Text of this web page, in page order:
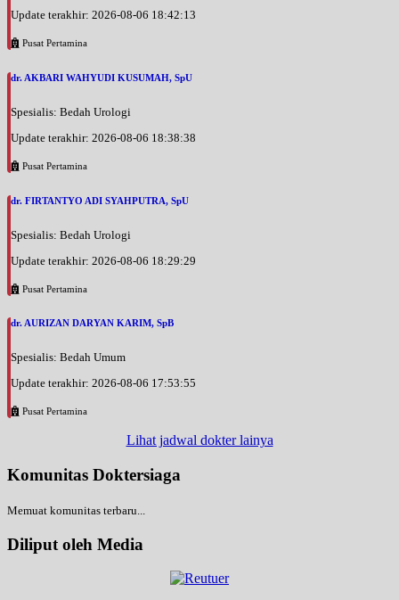
Update terakhir: 2026-08-06 18:42:13
Pusat Pertamina
dr. AKBARI WAHYUDI KUSUMAH, SpU
Spesialis: Bedah Urologi
Update terakhir: 2026-08-06 18:38:38
Pusat Pertamina
dr. FIRTANTYO ADI SYAHPUTRA, SpU
Spesialis: Bedah Urologi
Update terakhir: 2026-08-06 18:29:29
Pusat Pertamina
dr. AURIZAN DARYAN KARIM, SpB
Spesialis: Bedah Umum
Update terakhir: 2026-08-06 17:53:55
Pusat Pertamina
Lihat jadwal dokter lainya
Komunitas Doktersiaga
Memuat komunitas terbaru...
Diliput oleh Media